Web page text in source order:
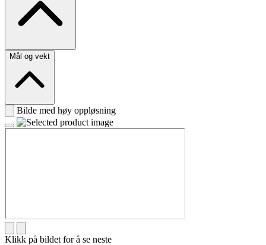
Mål og vekt
Bilde med høy oppløsning
Klikk på bildet for å se neste